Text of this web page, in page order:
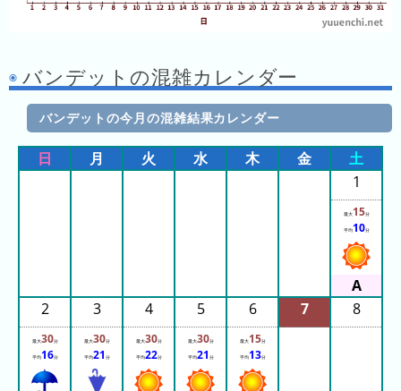
ご
と)
2025
(日
ご
と)
2023
バンデットの混雑カレンダー
バンデットの今月の混雑結果カレンダー
日 月 火 水 木 金
土
1
最大15分
平均10分
2
最大30分
平均16分
3
最大30分
平均21 分
4
最大30分
平均22分
5
最大30分
平均21 分
6
最大15分
平均13分
7 8